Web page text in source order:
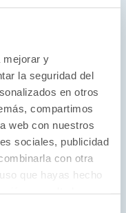
mejorar y
la seguridad del
en otros
compartimos
web con nuestros
sociales, publicidad
con otra
que hayas hecho
que no pasan
la